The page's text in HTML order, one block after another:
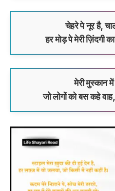
चेहरे पे नूर है,
हर मोड़ पे मेरी ज़िंदगी
मेरी मुस्कान में
जो लोगों को बस कहे